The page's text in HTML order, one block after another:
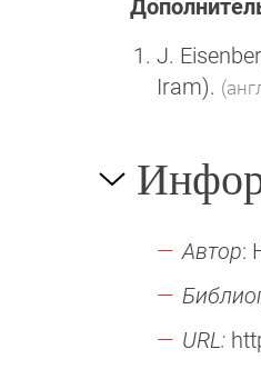
J.
Iram).
Автор:
URL: